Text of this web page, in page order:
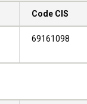
Code CIS
69161098